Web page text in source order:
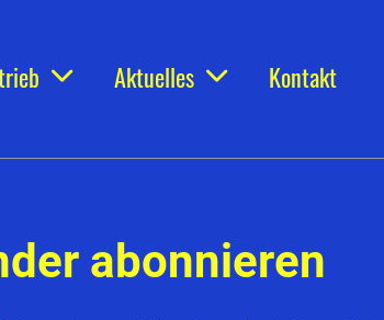
Aktuelles Kontakt
abonnieren